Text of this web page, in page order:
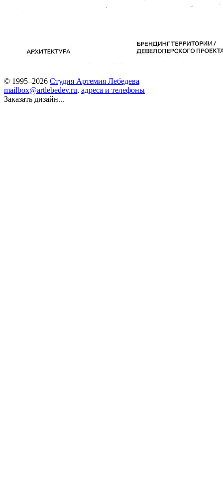
© 1995–2026 Студия Артемия Лебедева
mailbox@artlebedev.ru, адреса и телефоны
Заказать дизайн...